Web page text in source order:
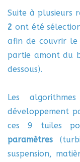
Suite à plusieurs
2 ont été
afin de couvrir le
partie amont du
dessous).
Les
développement
ces 9 tuiles
paramètres
suspension,